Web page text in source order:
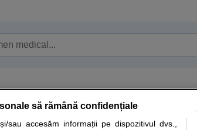
simptome Interpretare analize Specialitati
să rămână confidențiale
sau accesăm informații pe dispozitivul dvs.,